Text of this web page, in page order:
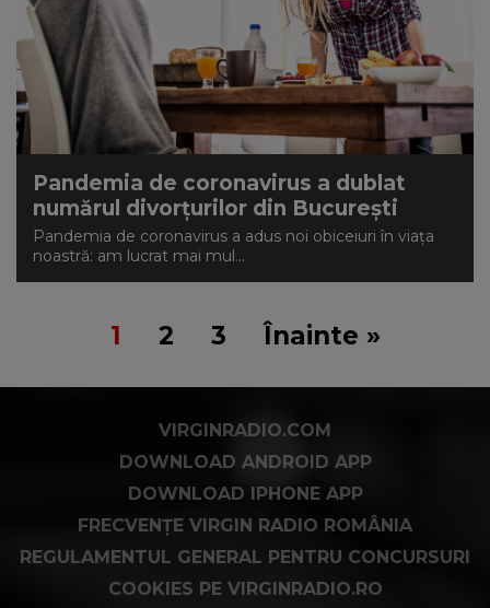
Pandemia de coronavirus a dublat
numărul divorțurilor din București
Pandemia de coronavirus a adus noi obiceiuri în viața
noastră: am lucrat mai mul...
1 2 3 Înainte »
VIRGINRADIO.COM
DOWNLOAD ANDROID APP
DOWNLOAD IPHONE APP
FRECVENȚE VIRGIN RADIO ROMÂNIA
REGULAMENTUL GENERAL PENTRU CONCURSURI
COOKIES PE VIRGINRADIO.RO